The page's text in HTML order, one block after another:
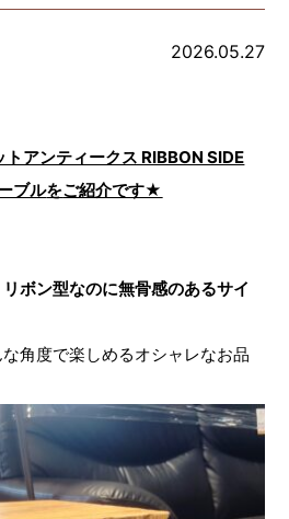
2026.05.27
アンティークス RIBBON SIDE
ブルをご紹介です★
ボン型なのに無骨感のあるサイ
角度で楽しめるオシャレなお品